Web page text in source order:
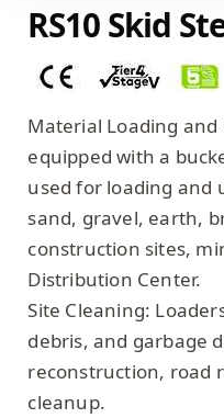
RS10 Skid
Material Loading
equipped with a
used for loading and
sand, gravel, earth,
construction sites,
Distribution Center.
Site Cleaning:
debris, and garbage
reconstruction, road
cleanup.